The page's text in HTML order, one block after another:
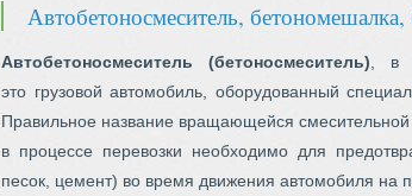
Автобетоносмеситель, бетономешалка,
Автобетоносмеситель (бетоносмеситель) , в
это грузовой автомобиль, оборудованный
Правильное название вращающейся
в процессе перевозки необходимо для
песок, цемент) во время движения автомобиля на